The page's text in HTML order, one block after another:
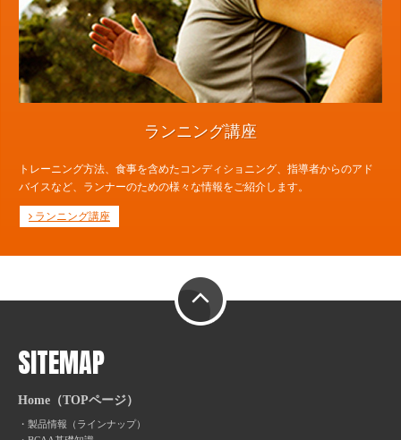
ランニング講座
トレーニング方法、食事を含めたコンディショニング、指導者からのアド
バイスなど、ランナーのための様々な情報をご紹介します。
ランニング講座
SITEMAP
Home（TOPページ）
製品情報（ラインナップ）